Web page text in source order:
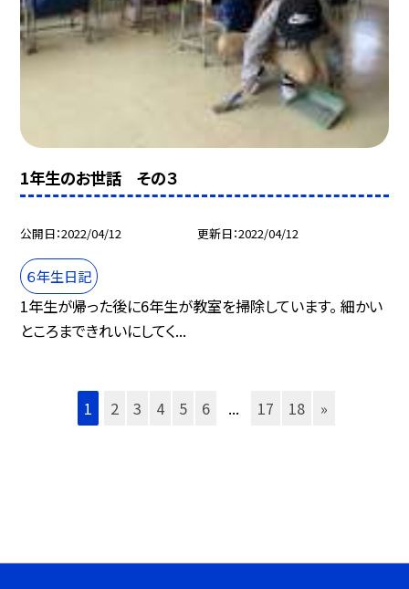
1年生のお世話 その３
公開日 2022/04/12 更新日 2022/04/12
６年生日記
1年生が帰った後に6年生が教室を掃除しています。 細かい
ところまできれいにしてく...
1 2 3 4 5 6 ... 17 18 »